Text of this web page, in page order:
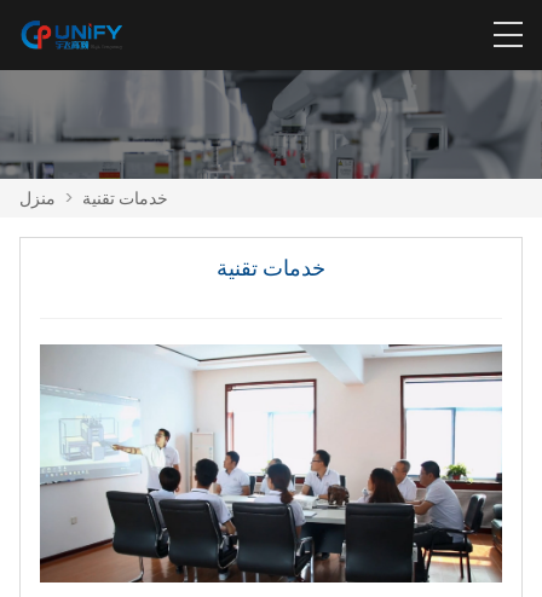
منزل > خدمات تقنية
خدمات تقنية